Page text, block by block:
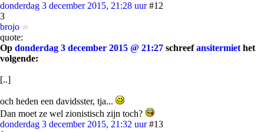
donderdag 3 december 2015, 21:28 uur #12
3
brojo
quote:
Op donderdag 3 december 2015 @ 21:27 schreefansitermiet het
volgende:
[..]
och heden een davidsster, tja...
Dan moet ze wel zionistisch zijn toch?
donderdag 3 december 2015, 21:32 uur #13